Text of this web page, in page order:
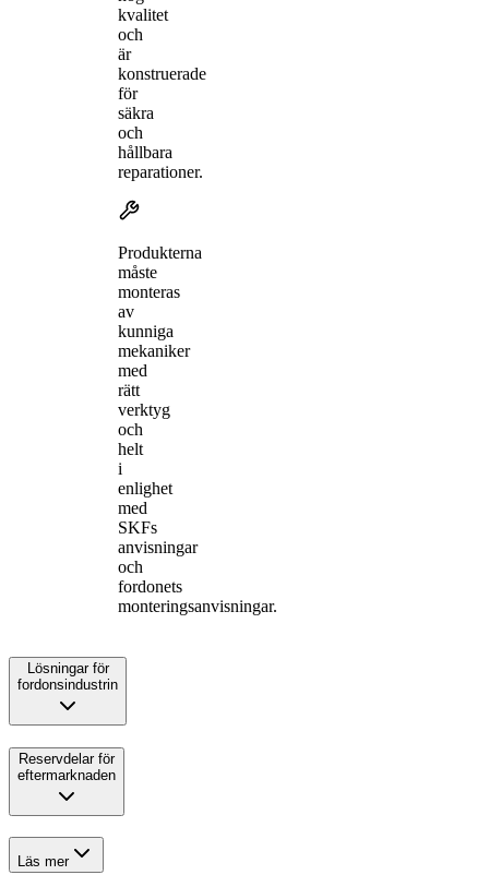
kvalitet
och
är
konstruerade
för
säkra
och
hållbara
reparationer.
Produkterna
måste
monteras
av
kunniga
mekaniker
med
rätt
verktyg
och
helt
i
enlighet
med
SKFs
anvisningar
och
fordonets
monteringsanvisningar.
Lösningar för
fordonsindustrin
Reservdelar för
eftermarknaden
Läs mer